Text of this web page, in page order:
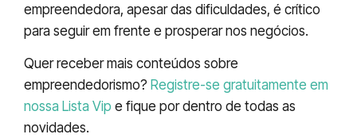
empreendedora, apesar das dificuldades, é crítico
para seguir em frente e prosperar nos negócios.
Quer receber mais conteúdos sobre
empreendedorismo? Registre-se gratuitamente em
nossa Lista Vip e fique por dentro de todas as
novidades.